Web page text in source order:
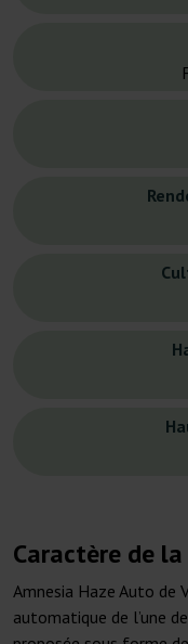
Caractère de
Amnesia Haze Auto de
automatique de l’une